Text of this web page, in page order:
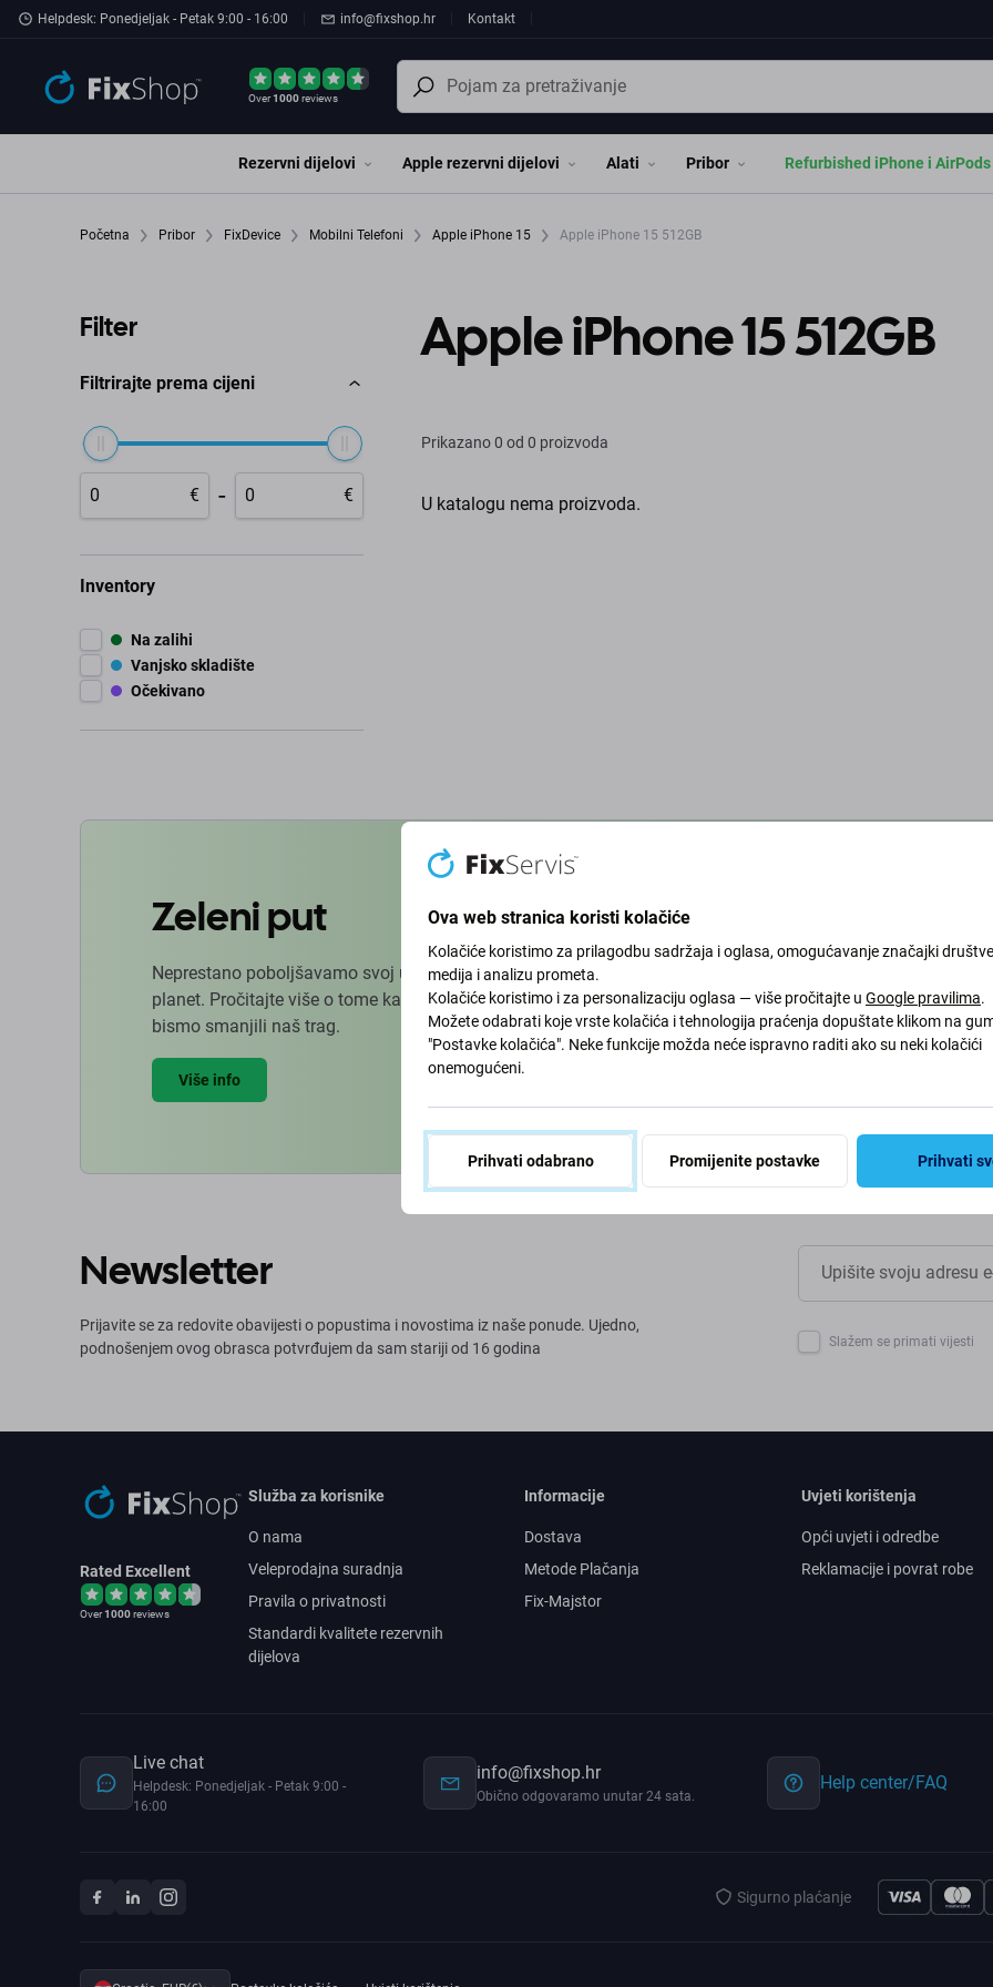
Preskočiť na hlavný obsah
Helpdesk: Ponedjeljak - Petak 9:00 - 16:00 info@fixshop.hr Kontakt
Over1000reviews
Rezervni dijelovi Apple rezervni dijelovi Alati Pribor Refurbished iPhone i AirPods
Početna Pribor FixDevice Mobilni Telefoni Apple iPhone 15 Apple iPhone 15 512GB
Filter
Filtrirajte prema cijeni
€ - €
Inventory
Na zalihi
Vanjsko skladište
Očekivano
Apple iPhone 15 512GB
Prikazano0 od 0 proizvoda
U katalogu nema proizvoda.
Zeleni put
Neprestano poboljšavamo svoj ugljični otisak kako bismo zaštitili naš
planet. Pročitajte više o tome kako prilagođavamo naše procese kako
bismo smanjili naš trag.
Više info
Newsletter
Prijavite se za redovite obavijesti o popustima i novostima iz naše ponude. Ujedno,
podnošenjem ovog obrasca potvrđujem da sam stariji od 16 godina
Slažem se primati vijesti
Rated Excellent
Over1000reviews
Služba za korisnike
O nama
Veleprodajna suradnja
Pravila o privatnosti
Standardi kvalitete rezervnih
dijelova
Informacije
Dostava
Metode Plačanja
Fix-Majstor
Uvjeti korištenja
Opći uvjeti i odredbe
Reklamacije i povrat robe
Live chat
Helpdesk: Ponedjeljak - Petak 9:00 -
16:00
info@fixshop.hr
Obično odgovaramo unutar 24 sata.
Help center/FAQ
Sigurno plaćanje
Ova web stranica koristi kolačiće
Kolačiće koristimo za prilagodbu sadržaja i oglasa, omogućavanje značajki
medija i analizu prometa.
Kolačiće koristimo i za personalizaciju oglasa — više pročitajte u Google pravilima.
Možete odabrati koje vrste kolačića i tehnologija praćenja dopuštate klikom na
"Postavke kolačića". Neke funkcije možda neće ispravno raditi ako su neki kolačići
onemogućeni.
Prihvati odabrano Promijenite postavke Prihvati